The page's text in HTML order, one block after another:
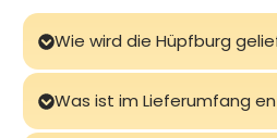
Wie wird die Hüpfburg
Was ist im Lieferumfang